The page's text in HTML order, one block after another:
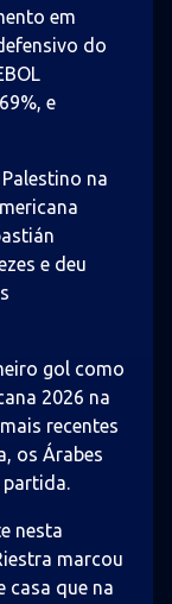
em
do
e
na
e deu
gol como
2026 na
recentes
os Árabes
partida.
nesta
marcou
casa que na